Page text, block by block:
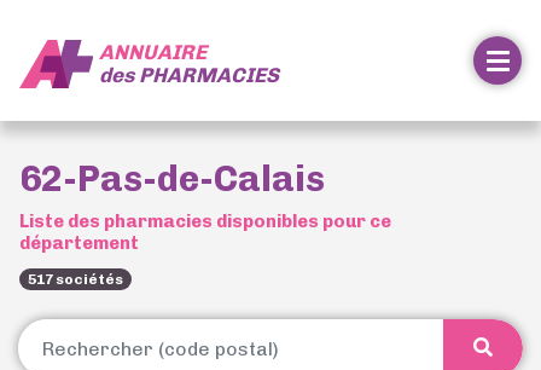
ANNUAIRE
desPHARMACIES
62-Pas-de-Calais
Liste des pharmacies disponibles pour ce
département
517 sociétés